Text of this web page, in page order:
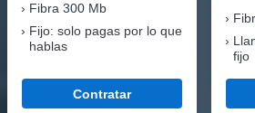
Fibra 300 Mb
Fijo: solo pagas por lo que
hablas
Contratar
fijo